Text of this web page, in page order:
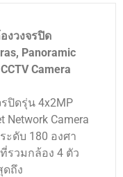
งวงจรปิด
Panoramic
Camera
รปิดรุ่น 4x2MP
Network Camera
ดับ 180 องศา
รวมกล้อง 4 ตัว
ดถึง